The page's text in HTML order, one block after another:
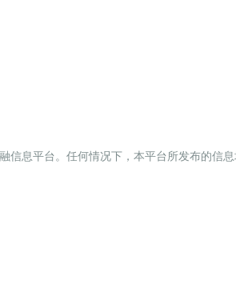
信息平台。任何情况下，本平台所发布的信